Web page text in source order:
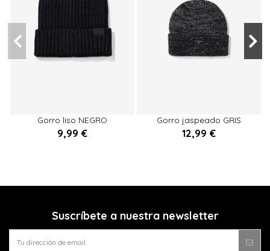
Gorro liso NEGRO
9,99 €
Añadir al carrito
Gorro jaspeado GRIS
MARENGO
12,99 €
Añadir al carrito
Suscríbete a nuestra newsletter